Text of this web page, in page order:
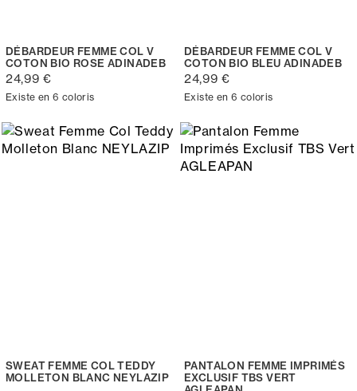
DÉBARDEUR FEMME COL V
COTON BIO ROSE ADINADEB
24,99 €
Existe en 6 coloris
DÉBARDEUR FEMME COL V
COTON BIO BLEU ADINADEB
24,99 €
Existe en 6 coloris
SWEAT FEMME COL TEDDY
MOLLETON BLANC NEYLAZIP
PANTALON FEMME IMPRIMÉS
EXCLUSIF TBS VERT